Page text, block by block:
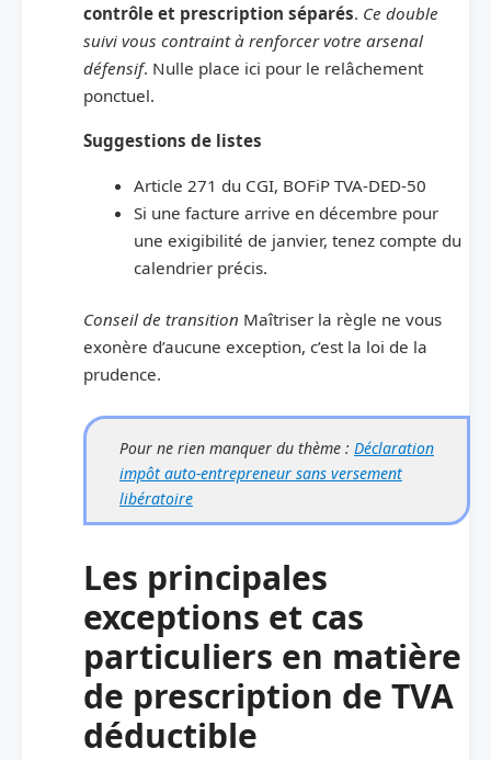
contrôle et prescription séparés. Ce double
suivi vous contraint à renforcer votre arsenal
défensif. Nulle place ici pour le relâchement
ponctuel.
Suggestions de listes
Article 271 du CGI, BOFiP TVA-DED-50
Si une facture arrive en décembre pour
une exigibilité de janvier, tenez compte du
calendrier précis.
Conseil de transition Maîtriser la règle ne vous
exonère d’aucune exception, c’est la loi de la
prudence.
Pour ne rien manquer du thème : Déclaration
impôt auto-entrepreneur sans versement
libératoire
Les principales
exceptions et cas
particuliers en matière
de prescription de TVA
déductible